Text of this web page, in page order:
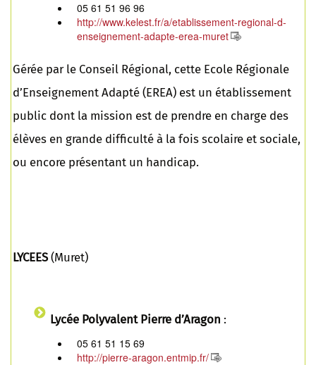
05 61 51 96 96
http://www.kelest.fr/a/etablissement-regional-d-
enseignement-adapte-erea-muret
Gérée par le Conseil Régional, cette Ecole Régionale
d’Enseignement Adapté (EREA) est un établissement
public dont la mission est de prendre en charge des
élèves en grande difficulté à la fois scolaire et sociale,
ou encore présentant un handicap.
LYCEES(Muret)
Lycée Polyvalent Pierre d’Aragon :
05 61 51 15 69
http://pierre-aragon.entmip.fr/